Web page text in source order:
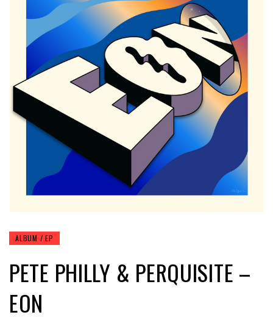
ALBUM / EP
PETE PHILLY & PERQUISITE –
EON